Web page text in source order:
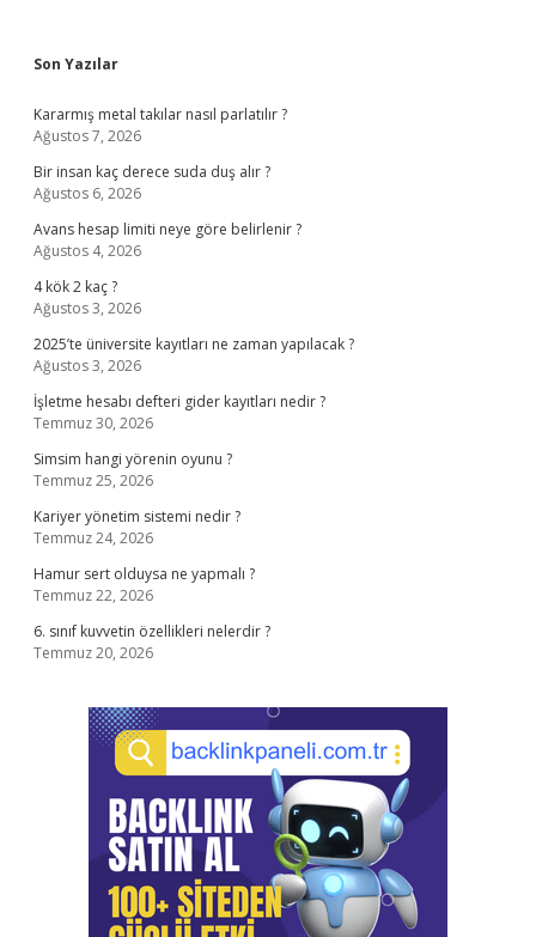
Sidebar
Son Yazılar
Kararmış metal takılar nasıl parlatılır ?
Ağustos 7, 2026
Bir insan kaç derece suda duş alır ?
Ağustos 6, 2026
Avans hesap limiti neye göre belirlenir ?
Ağustos 4, 2026
4 kök 2 kaç ?
Ağustos 3, 2026
2025’te üniversite kayıtları ne zaman yapılacak ?
Ağustos 3, 2026
İşletme hesabı defteri gider kayıtları nedir ?
Temmuz 30, 2026
Simsim hangi yörenin oyunu ?
Temmuz 25, 2026
Kariyer yönetim sistemi nedir ?
Temmuz 24, 2026
Hamur sert olduysa ne yapmalı ?
Temmuz 22, 2026
6. sınıf kuvvetin özellikleri nelerdir ?
Temmuz 20, 2026